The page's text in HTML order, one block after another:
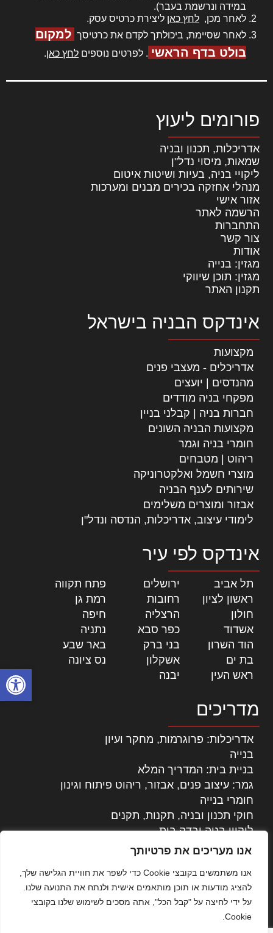
פתח
אנו מעריכים את פרטיותך
אנו משתמשים בקובצי Cookie כדי לשפר את חוויית הגלישה שלך,
להציג מודעות או תוכן מותאמים אישית ולנתח את התנועה שלנו.
על ידי לחיצה על "קבל הכל", אתה מסכים לשימוש שלנו בקובצי
Cookie.
במידה ונרשמת בעבר).
לאחר מכן, לחץ כאן ליצירת כרטיס עסק.
לאחר שסיימת, ביכולתך לקדם את כרטיסך למקום
בולט בדף הראשי . לפרטים נוספים לחץ כאן.
פורומים ליעוץ
אדריכלות, תכנון ובניה
שמאות, מיסוי נדל"ן
ליקויי בניה, בעיות ושיטות איטום
מנהלי אחזקה בכירים מבנים ומערכות
אזור אישי
הרשמה לאתר
התחברות
צור קשר
אודות
מגזין: בנייה
מגזין: תוכן שיווקי
תקנון האתר
אינדקס הבניה בישראל
מקצועות
אדריכלים - מעצבי פנים
מהנדסים | יועצים
מפקחי בניה מודדים
חברות בניה | קבלני בניין
מקצועות הבניה השונים
חומרי בניה וגמר
ריהוט | מטבחים
מוצרי חשמל ואלקטרוניקה
שירותים לענף הבניה
אבזור ומוצרים משלימים
לימודי עיצוב, אדריכלות, הנדסה ונדל"ן
אינדקס לפי עיר
תל אביב ירושלים פתח תקווה
ראשון לציון
רחובות רמת גן
חולון
הרצליה חיפה
אשדוד
כפר סבא נתניה
הוד השרון
בני ברק באר שבע
בת ים
אשקלון נס ציונה
ראש העין
יבנה
מדריכים
אדריכלות: פרוגרמות, מחקר ועיון
בנייה
בניית בית: המדריך המלא
גמר: עיצוב פנים, אבזור, ריהוט פיתוח וגינון
חומרי בנייה
חוקי תכנון ובניה, תקנות, תקנים
ליקויי בניה ובדק בית
נדל"ן: זכויות, אגרות ועסקאות
עקרונות ניהול אחזקה מתקדמות
צילום אדריכלי
שיווק נדלן
שיטות בניה: מפרטים והמלצות